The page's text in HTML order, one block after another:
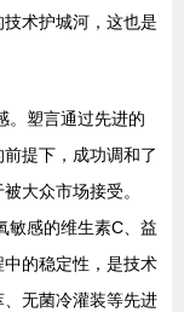
术护城河，这也是
。塑言通过先进的
提下，成功调和了
大众市场接受。
敏感的维生素C、益
的稳定性，是技术
无菌冷灌装等先进